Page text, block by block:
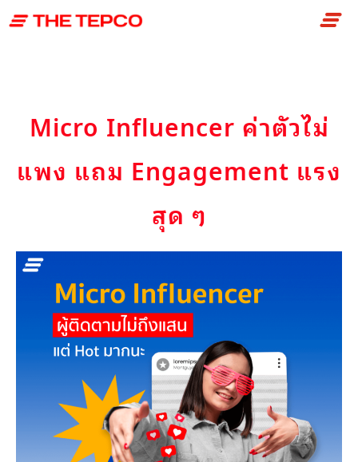
Skip
Micro Influencer ค่าตัวไม่
แพง แถม Engagement แรง
สุด ๆ